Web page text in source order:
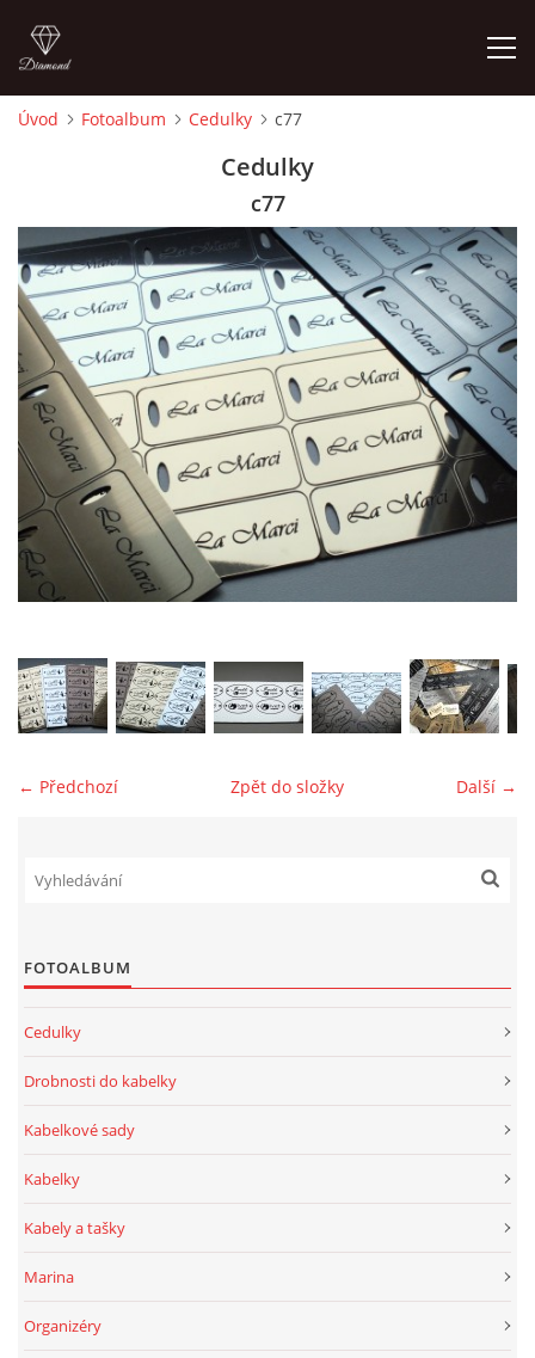
CEDULKY
MOJE POSLEDNÍ PRÁCE
jk-laguna@seznam.cz
Úvod Fotoalbum Cedulky c77
Cedulky
c77
← Předchozí Další →
Zpět do složky
FOTOALBUM
Cedulky
Drobnosti do kabelky
Kabelkové sady
Kabelky
Kabely a tašky
Marina
Organizéry